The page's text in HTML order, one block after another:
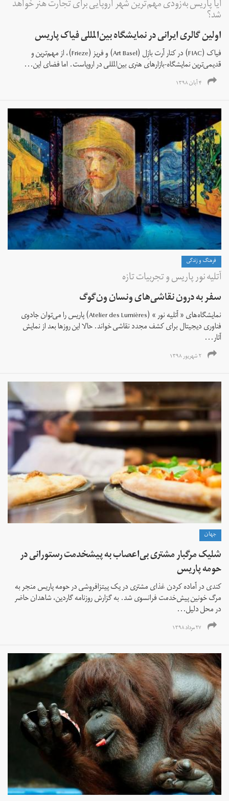
آیا پاریس به‌زودی مهم‌ترین شهر اروپایی برای تجارت هنر خواهد
شد؟
اولین گالری ایرانی در نمایشگاه بین‌المللی فیاک پاریس
فیاک (FIAC) در کنار آرت بازِل (Art Basel) و فریز (Frieze)، از مهم‌ترین و
قدیمی‌ترین نمایشگاه‌-بازارهای هنری بین‌المللی در اروپاست. اما فضای این...
۴ آبان ۱۳۹۸
فرهنگ و زندگی
آتلیه نور پاریس و تجربیات تازه
سفر به درون نقاشی‌های ونسان ون‌گوگ
نمایشگاه‌های « آتلیه نور » (Atelier des Lumières) پاریس را می‌توان جادوی
فناوری دیجیتال برای کشف مجدد نقاشی خواند. حالا این روزها بعد از نمایش
آثار...
۲ شهریور ۱۳۹۸
جهان
شلیک مرگبار مشتری بی‌اعصاب به پیشخدمت رستورانی در
حومه پاریس
کندی در آماده کردن غذای مشتری در یک پیتزافروشی در حومه پاریس منجر به
مرگ خونین پیش‌خدمت فرانسوی شد. به گزارش روزنامه گاردین، شاهدان حاضر
در محل دلیل...
۲۷ مرداد ۱۳۹۸